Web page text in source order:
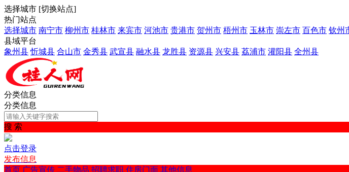
选择城市 [切换站点]
热门站点
选择城市 南宁市 柳州市 桂林市 来宾市 河池市 贵港市 贺州市 梧州市 玉林市 崇左市 百色市 钦州
县域平台
象州县 忻城县 合山市 金秀县 武宣县 融水县 龙胜县 资源县 兴安县 荔浦市 灌阳县 全州县
分类信息
分类信息
搜 索
点击登录
发布信息
首页 广告宣传 二手物品 招聘求职 住房门面 其他信息